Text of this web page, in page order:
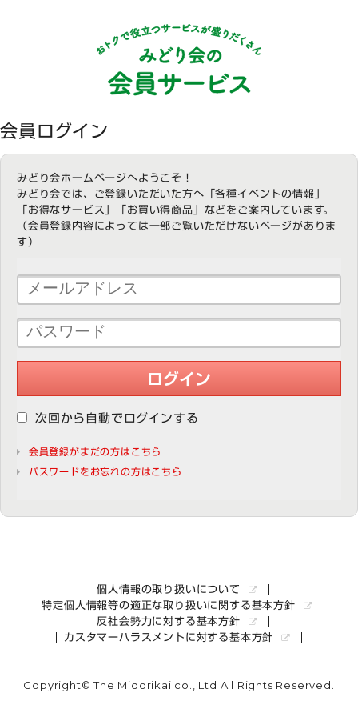
会員ログイン
みどり会ホームページへようこそ！
みどり会では、ご登録いただいた方へ「各種イベントの情報」
「お得なサービス」「お買い得商品」などをご案内しています。
（会員登録内容によっては一部ご覧いただけないページがありま
す）
ログイン
次回から自動でログインする
会員登録がまだの方はこちら
パスワードをお忘れの方はこちら
個人情報の取り扱いについて
特定個人情報等の適正な取り扱いに関する基本方針
反社会勢力に対する基本方針
カスタマーハラスメントに対する基本方針
Copyright© The Midorikai co., Ltd All Rights Reserved.